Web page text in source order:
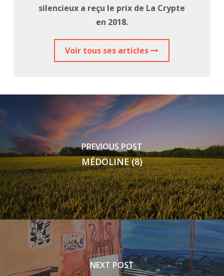
silencieux a reçu le prix de La Crypte
en 2018.
Voir tous ses articles
PREVIOUS POST
MÉDOLINE (8)
NEXT POST